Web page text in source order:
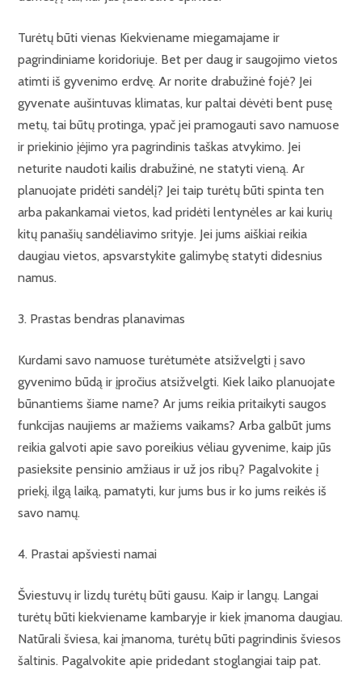
Turėtų būti vienas Kiekviename miegamajame ir
pagrindiniame koridoriuje. Bet per daug ir saugojimo vietos
atimti iš gyvenimo erdvę. Ar norite drabužinė fojė? Jei
gyvenate aušintuvas klimatas, kur paltai dėvėti bent pusę
metų, tai būtų protinga, ypač jei pramogauti savo namuose
ir priekinio įėjimo yra pagrindinis taškas atvykimo. Jei
neturite naudoti kailis drabužinė, ne statyti vieną. Ar
planuojate pridėti sandėlį? Jei taip turėtų būti spinta ten
arba pakankamai vietos, kad pridėti lentynėles ar kai kurių
kitų panašių sandėliavimo srityje. Jei jums aiškiai reikia
daugiau vietos, apsvarstykite galimybę statyti didesnius
namus.
3. Prastas bendras planavimas
Kurdami savo namuose turėtumėte atsižvelgti į savo
gyvenimo būdą ir įpročius atsižvelgti. Kiek laiko planuojate
būnantiems šiame name? Ar jums reikia pritaikyti saugos
funkcijas naujiems ar mažiems vaikams? Arba galbūt jums
reikia galvoti apie savo poreikius vėliau gyvenime, kaip jūs
pasieksite pensinio amžiaus ir už jos ribų? Pagalvokite į
priekį, ilgą laiką, pamatyti, kur jums bus ir ko jums reikės iš
savo namų.
4. Prastai apšviesti namai
Šviestuvų ir lizdų turėtų būti gausu. Kaip ir langų. Langai
turėtų būti kiekviename kambaryje ir kiek įmanoma daugiau.
Natūrali šviesa, kai įmanoma, turėtų būti pagrindinis šviesos
šaltinis. Pagalvokite apie pridedant stoglangiai taip pat.